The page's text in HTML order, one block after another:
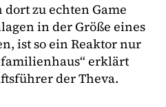
zu echten Game
in der Größe eines
ist so ein Reaktor nur
erklärt
der Theva.